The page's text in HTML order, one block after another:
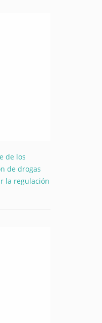
de los
de drogas
la regulación